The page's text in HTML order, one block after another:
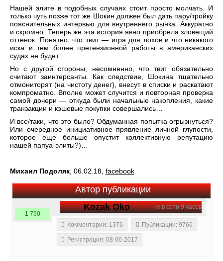
Нашей элите в подобных случаях стоит просто молчать. И
только чуть позже тот же Шокин должен был дать пару/тройку
пояснительных интервью для внутреннего рынка. Аккуратно
и скромно. Теперь же эта история явно приобрела зловещий
оттенок. Понятно, что твит — игра для лохов и что никакого
иска и тем более претензионной работы в американских
судах не будет.
Но с другой стороны, несомненно, что твит обязательно
считают заинтерсанты. Как следствие, Шокина тщательно
отмониторят (на чистоту денег), внесут в списки и раскатают
компроматно. Вполне может случится и повторная проверка
самой дочери — откуда были начальные накопления, какие
транзакции и кэшевые покупки совершались…
И все/таки, что это было? Обдуманная попытка огрызнуться?
Или очередное инициативное прявление личной глупости,
которое еще больше опустит коллективную репутацию
нашей папуа-элиты?)…
Михаил Подоляк, 06.02.18, facebook
Автор публикации
не в сети 9 часов
Kozak Oko
1 790
Комментарии: 1376
Публикации: 9766
Регистрация: 08-06-2017